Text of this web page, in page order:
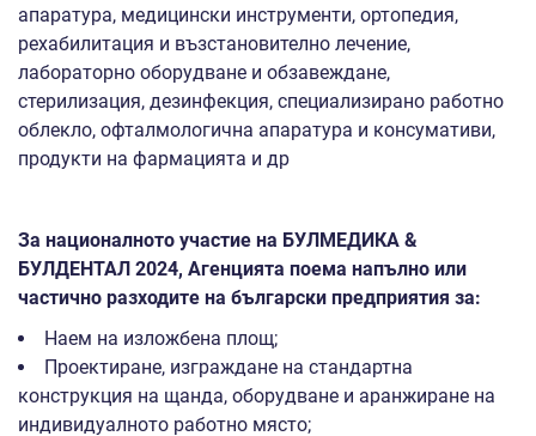
апаратура, медицински инструменти, ортопедия,
рехабилитация и възстановително лечение,
лабораторно оборудване и обзавеждане,
стерилизация, дезинфекция, специализирано работно
облекло, офталмологична апаратура и консумативи,
продукти на фармацията и др
За националното участие на БУЛМЕДИКА &
БУЛДЕНТАЛ 2024, Агенцията поема напълно или
частично разходите на български предприятия за:
Наем на изложбена площ;
Проектиране, изграждане на стандартна
конструкция на щанда, оборудване и аранжиране на
индивидуалното работно място;